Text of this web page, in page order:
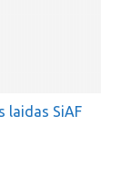
laidas SiAF